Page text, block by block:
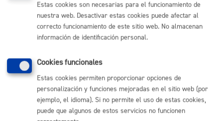
Organización Municipal
Participación Ciudadana
Urbanismo
Comunícate con el Ayuntamiento de Donostia / San
Sebastián
Estas cookies son necesarias para el funcionamiento de
nuestra web. Desactivar estas cookies puede afectar al
correcto funcionamiento de este sitio web. No almacenan
información de identificación personal.
Cookies funcionales
Estas cookies permiten proporcionar opciones de
personalización y funciones mejoradas en el sitio web (por
ejemplo, el idioma). Si no permite el uso de estas cookies,
puede que algunos de estos servicios no funcionen